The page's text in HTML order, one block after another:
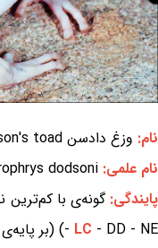
نام: وزغ دادسن Dodson's toad
نام علمی: dodsoni
پایندگی:
- LC - DD - NE) (بر پایه‌ی سیاهه‌ی سرخ IUCN)